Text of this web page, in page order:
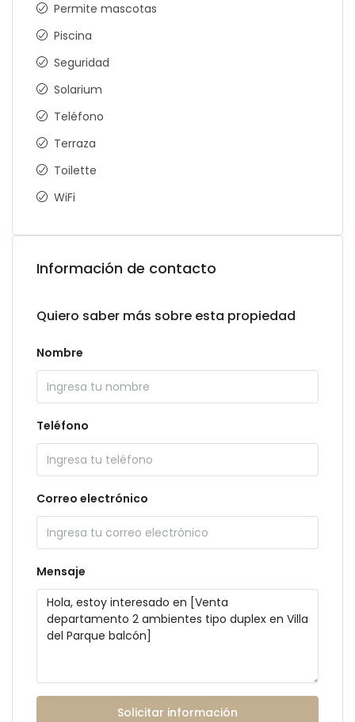
Permite mascotas
Piscina
Seguridad
Solarium
Teléfono
Terraza
Toilette
WiFi
Información de contacto
Quiero saber más sobre esta propiedad
Nombre
Teléfono
Correo electrónico
Mensaje
Solicitar información